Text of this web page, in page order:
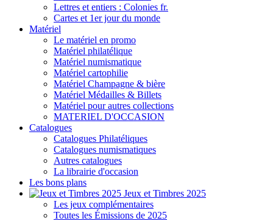
Lettres et entiers : Colonies fr.
Cartes et 1er jour du monde
Matériel
Le matériel en promo
Matériel philatélique
Matériel numismatique
Matériel cartophilie
Matériel Champagne & bière
Matériel Médailles & Billets
Matériel pour autres collections
MATERIEL D'OCCASION
Catalogues
Catalogues Philatéliques
Catalogues numismatiques
Autres catalogues
La librairie d'occasion
Les bons plans
Jeux et Timbres 2025
Les jeux complémentaires
Toutes les Émissions de 2025